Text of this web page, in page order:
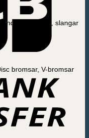
annat däck, slangar
bromsar, V-bromsar